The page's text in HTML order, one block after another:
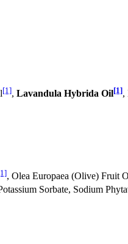
[1], Lavandula Hybrida Oil[1],
, Olea Europaea (Olive) Fruit
Sorbate, Sodium